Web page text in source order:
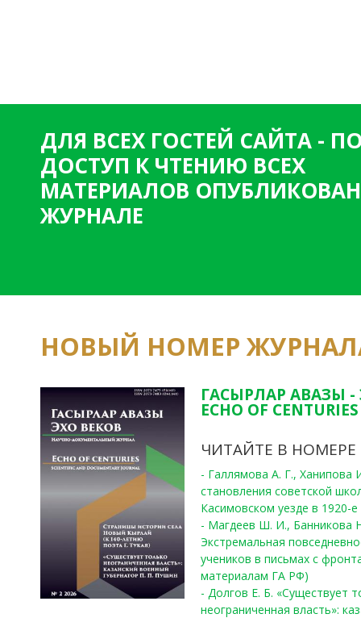
ДЛЯ ВСЕХ ГОСТЕЙ САЙТА -
ДОСТУП К ЧТЕНИЮ ВСЕХ
МАТЕРИАЛОВ
ЖУРНАЛЕ
НОВЫЙ НОМЕР
ГАСЫРЛАР АВАЗЫ -
ECHO OF
ЧИТАЙТЕ В НОМЕРЕ
- Галлямова А. Г.,
становления советской
Касимовском уезде в 1920-е
- Магдеев Ш. И., Банникова
Экстремальная
учеников в письмах с
материалам ГА РФ)
- Долгов Е. Б. «Существует
неограниченная власть»: